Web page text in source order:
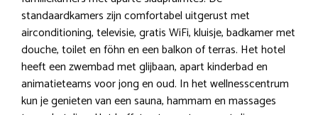
standaardkamers zijn comfortabel uitgerust met
airconditioning, televisie, gratis WiFi, kluisje, badkamer met
douche, toilet en föhn en een balkon of terras. Het hotel
heeft een zwembad met glijbaan, apart kinderbad en
animatieteams voor jong en oud. In het wellnesscentrum
kun je genieten van een sauna, hammam en massages